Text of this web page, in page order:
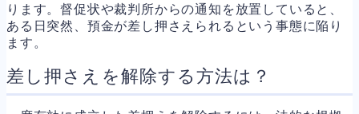
ります。督促状や裁判所からの通知を放置していると、
ある日突然、預金が差し押さえられるという事態に陥り
ます。
差し押さえを解除する方法は？